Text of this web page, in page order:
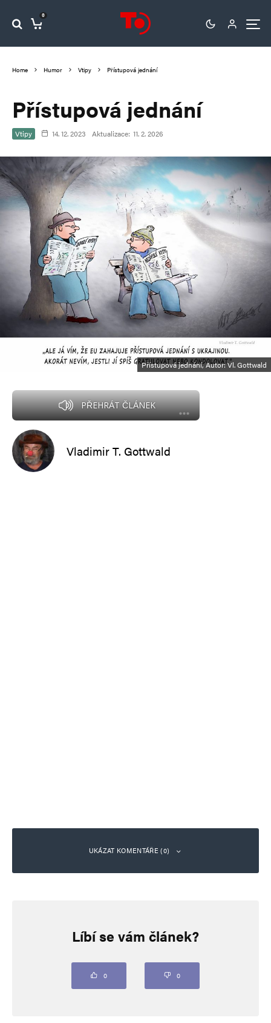
0
Home Humor Vtipy Přístupová jednání
Přístupová jednání
Vtipy 14. 12. 2023 Aktualizace: 11. 2. 2026
Přístupová jednání, Autor: Vl. Gottwald
PŘEHRÁT ČLÁNEK
Vladimir T. Gottwald
UKÁZAT KOMENTÁŘE (0)
Vaše e-mailová adresa nebude zveřejněna. Vyžadované informace jsou
Líbí se vám článek?
0 0